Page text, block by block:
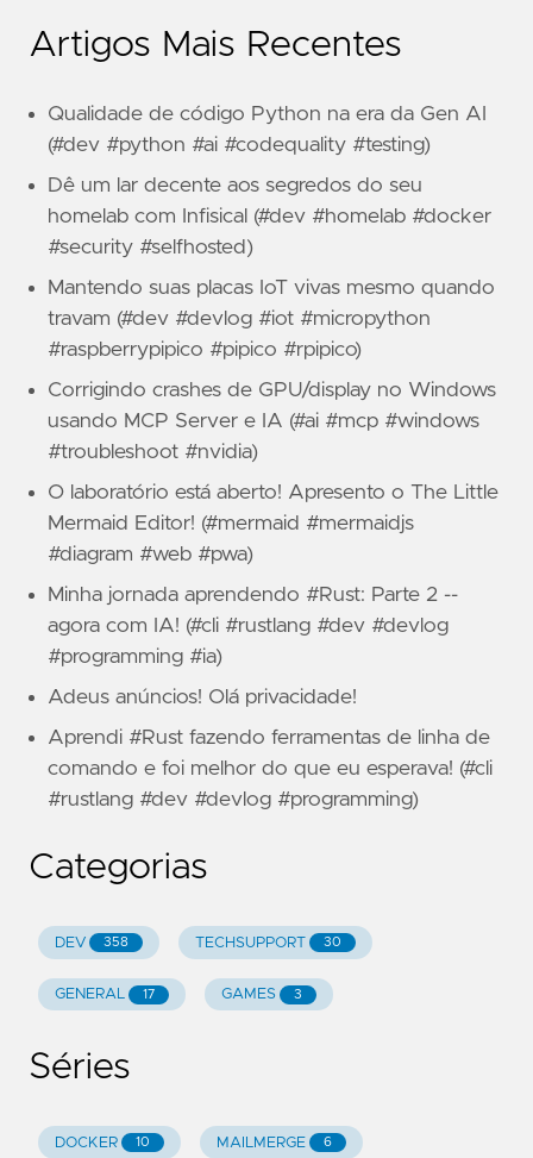
Artigos Mais Recentes
Qualidade de código Python na era da Gen AI
(#dev #python #ai #codequality #testing)
Dê um lar decente aos segredos do seu
homelab com Infisical (#dev #homelab #docker
#security #selfhosted)
Mantendo suas placas IoT vivas mesmo quando
travam (#dev #devlog #iot #micropython
#raspberrypipico #pipico #rpipico)
Corrigindo crashes de GPU/display no Windows
usando MCP Server e IA (#ai #mcp #windows
#troubleshoot #nvidia)
O laboratório está aberto! Apresento o The Little
Mermaid Editor! (#mermaid #mermaidjs
#diagram #web #pwa)
Minha jornada aprendendo #Rust: Parte 2 --
agora com IA! (#cli #rustlang #dev #devlog
#programming #ia)
Adeus anúncios! Olá privacidade!
Aprendi #Rust fazendo ferramentas de linha de
comando e foi melhor do que eu esperava! (#cli
#rustlang #dev #devlog #programming)
Categorias
DEV 358 TECHSUPPORT 30
GENERAL 17 GAMES 3
Séries
DOCKER 10 MAILMERGE 6